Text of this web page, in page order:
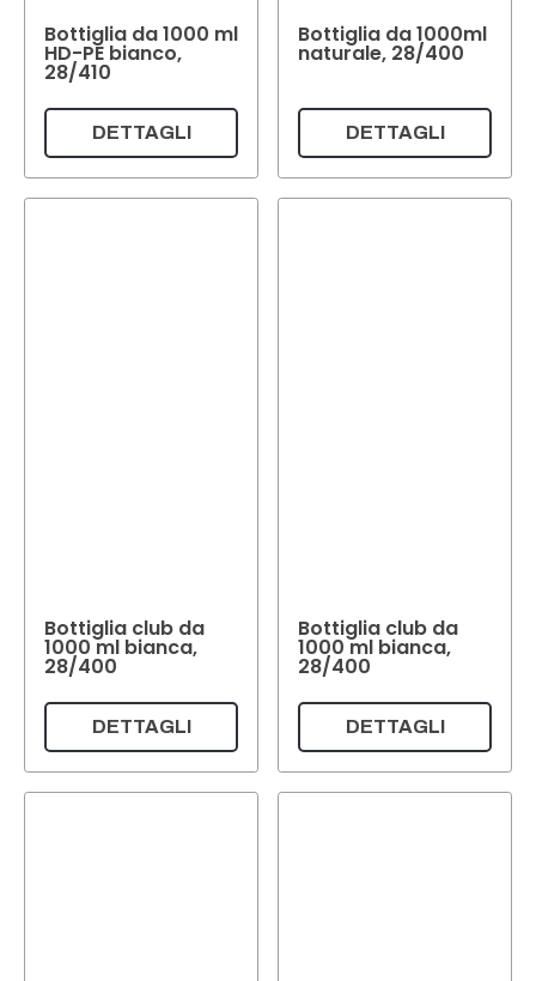
Bottiglia da 1000 ml
HD-PE bianco,
28/410
DETTAGLI
Bottiglia da 1000ml
naturale, 28/400
DETTAGLI
Bottiglia club da
1000 ml bianca,
28/400
DETTAGLI
Bottiglia club da
1000 ml bianca,
28/400
DETTAGLI